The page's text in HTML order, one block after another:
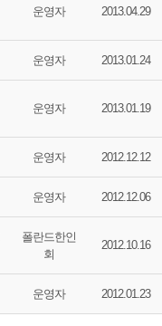
운영자 2013.04.29
운영자 2013.01.24
운영자 2013.01.19
운영자 2012.12.12
운영자 2012.12.06
폴란드한인
회
2012.10.16
운영자 2012.01.23